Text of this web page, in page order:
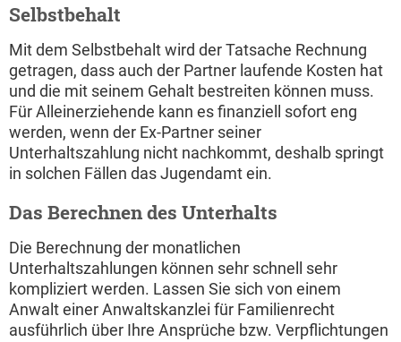
Selbstbehalt
Mit dem Selbstbehalt wird der Tatsache Rechnung
getragen, dass auch der Partner laufende Kosten hat
und die mit seinem Gehalt bestreiten können muss.
Für Alleinerziehende kann es finanziell sofort eng
werden, wenn der Ex-Partner seiner
Unterhaltszahlung nicht nachkommt, deshalb springt
in solchen Fällen das Jugendamt ein.
Das Berechnen des Unterhalts
Die Berechnung der monatlichen
Unterhaltszahlungen können sehr schnell sehr
kompliziert werden. Lassen Sie sich von einem
Anwalt einer Anwaltskanzlei für Familienrecht
ausführlich über Ihre Ansprüche bzw. Verpflichtungen